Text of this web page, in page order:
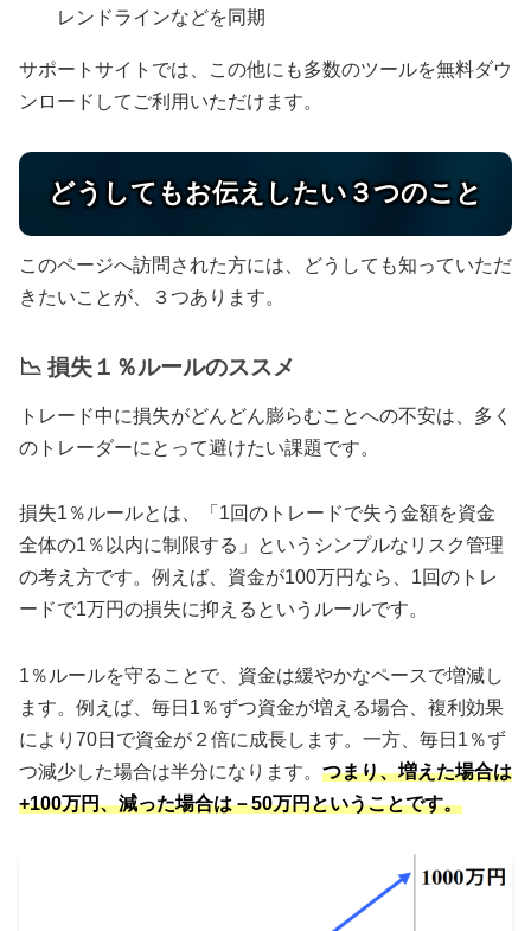
レンドラインなどを同期
サポートサイトでは、この他にも多数のツールを無料ダウ
ンロードしてご利用いただけます。
どうしてもお伝えしたい３つのこと
このページへ訪問された方には、どうしても知っていただ
きたいことが、３つあります。
📉 損失１％ルールのススメ
トレード中に損失がどんどん膨らむことへの不安は、多く
のトレーダーにとって避けたい課題です。
損失1％ルールとは、「1回のトレードで失う金額を資金
全体の1％以内に制限する」というシンプルなリスク管理
の考え方です。例えば、資金が100万円なら、1回のトレ
ードで1万円の損失に抑えるというルールです。
1％ルールを守ることで、資金は緩やかなペースで増減し
ます。例えば、毎日1％ずつ資金が増える場合、複利効果
により70日で資金が２倍に成長します。一方、毎日1％ず
つ減少した場合は半分になります。 つまり、増えた場合は
+100万円、減った場合は－50万円ということです。